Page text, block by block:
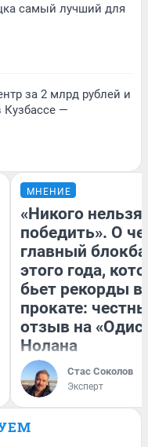
самый лучший для
за 2 млрд рублей и
Кузбассе —
МНЕНИЕ
«Никого нельзя
победить». О
главный
этого года,
бьет рекорды в
прокате:
отзыв на
Нолана
Стас Соколов
Эксперт